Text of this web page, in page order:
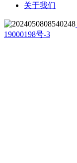
关于我们
19000198号-3